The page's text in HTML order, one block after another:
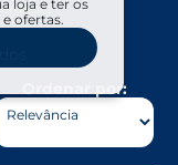
loja e ter os
ofertas.
Ordenar por: